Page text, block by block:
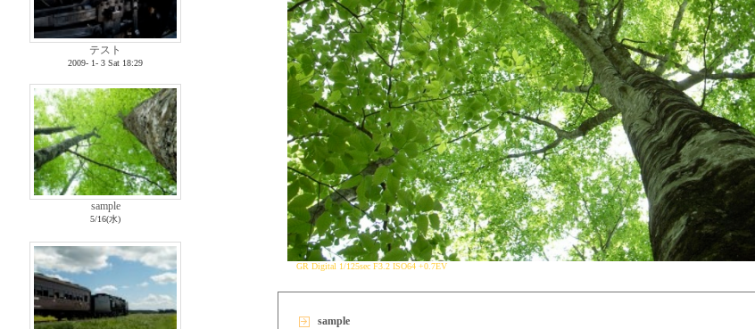
テスト
2009- 1- 3 Sat 18:29
sample
5/16(水)
GR Digital 1/125sec F3.2 ISO64 +0.7EV
sample